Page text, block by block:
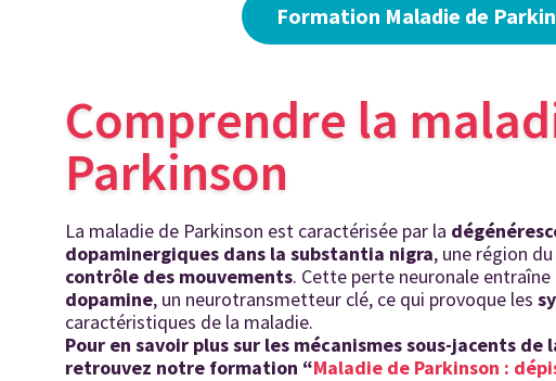
Formation Maladie de
Comprendre la
Parkinson
La maladie de Parkinson est caractérisée par la
dopaminergiques dans la substantia nigra, une région
contrôle des mouvements. Cette perte neuronale
dopamine, un neurotransmetteur clé, ce qui provoque les
caractéristiques de la maladie.
Pour en savoir plus sur les mécanismes sous-jacents de
retrouvez notre formation “Maladie de Parkinson :